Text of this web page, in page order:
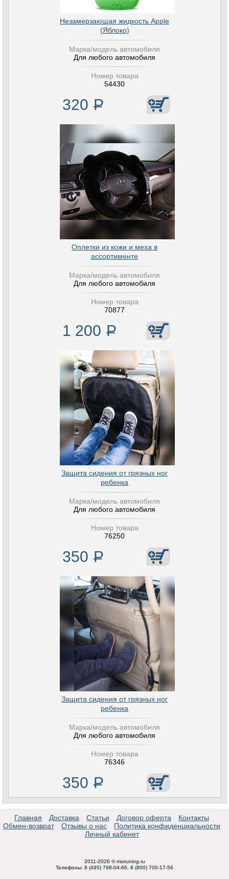
Незамерзающая жидкость Apple
(Яблоко)
Марка/модель автомобиля
Для любого автомобиля
Номер товара
54430
320 Р
Оплетки из кожи и меха в
ассортименте
Марка/модель автомобиля
Для любого автомобиля
Номер товара
70877
1 200 Р
Защита сидения от грязных ног
ребенка
Марка/модель автомобиля
Для любого автомобиля
Номер товара
76250
350 Р
Защита сидения от грязных ног
ребенка
Марка/модель автомобиля
Для любого автомобиля
Номер товара
76346
350 Р
Главная Доставка Статьи Договор оферта
Контакты
Обмен-возврат
Отзывы о нас
Политика конфиденциальности
Личный кабинет
2011-2026 © mixtuning.ru
Телефоны: 8 (495) 798-04-66, 8 (800) 700-17-56